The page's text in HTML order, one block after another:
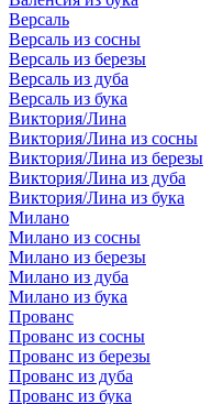
Версаль
Версаль из сосны
Версаль из березы
Версаль из дуба
Версаль из бука
Виктория/Лина
Виктория/Лина из сосны
Виктория/Лина из березы
Виктория/Лина из дуба
Виктория/Лина из бука
Милано
Милано из сосны
Милано из березы
Милано из дуба
Милано из бука
Прованс
Прованс из сосны
Прованс из березы
Прованс из дуба
Прованс из бука